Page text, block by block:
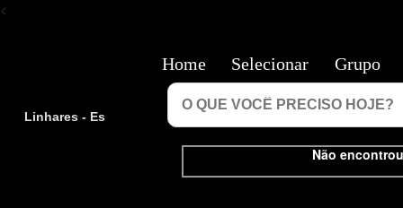
<
Linhares - Es
Não
Home Selecionar Grupo